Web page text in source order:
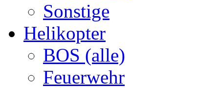
Sonstige
Helikopter
BOS (alle)
Feuerwehr